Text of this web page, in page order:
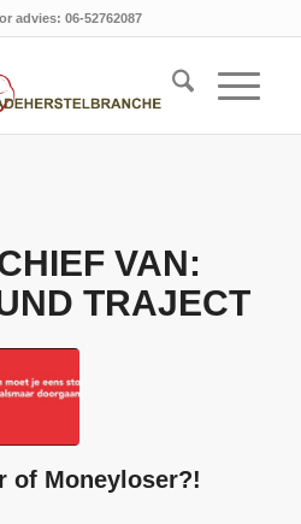
advies: 06-52762087
VAN:
TRAJECT
of Moneyloser?!